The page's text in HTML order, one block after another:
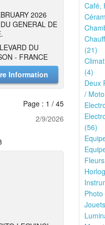
2026
GENERAL DE
DU
- FRANCE
Information
Page : 1 / 45
2/9/2026
Café,
(21)
(4)
Deux
/
(56)